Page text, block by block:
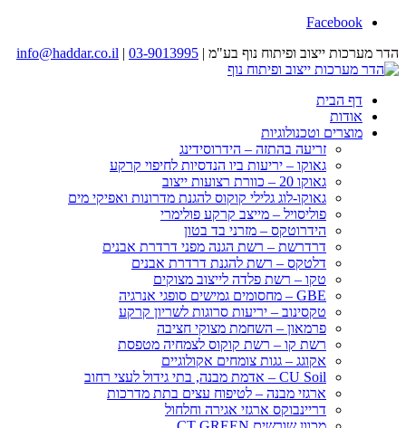
Facebook
הדר מערכות ייצוב ופיתוח נוף בע"מ | 03-9013995
|
info@haddar.co.il
דף הבית
אודות
מוצרים וטכנולוגיות
זריעה בהתזה – הידרוסידינג
גאוקו – יריעות ביו הנדסיות לחיפוי קרקע
גאוקו 20 – כוורת רצועות ייצוב
גאוקו-לוג גלילי קוקוס להגנת מדרונות ואפיקי מים
פוליסויל – מייצב קרקע פולימרי
הידרוטקס – מזרני בד בטון
דרדרשת – רשת הגנה מפני דרדרת אבנים
דלטקס – רשת להגנת דרדרת אבנים
טקו – רשת פלדה לייצוב מצוקים
GBE – מחסומים גמישים סופגי אנרגיה
טקסינוב – יריעות סרוגות לשריון קרקע
פרמאון – השחמת מצוקי חציבה
רשת קו – רשת קוקוס לצמחיה מטפסת
אקוגג – גגות צומחים אקולוגיים
CU Soil – אדמת מבנה, בתי גידול לעצי רחוב
ארגזי מבנה – לטיפוח עצים בתת מדרכות
דריינבוקס ארגזי אגירה וחלחול